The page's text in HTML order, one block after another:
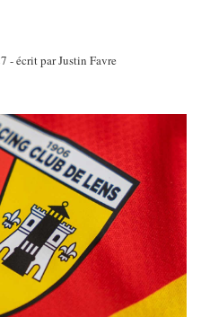
- écrit parJustin Favre